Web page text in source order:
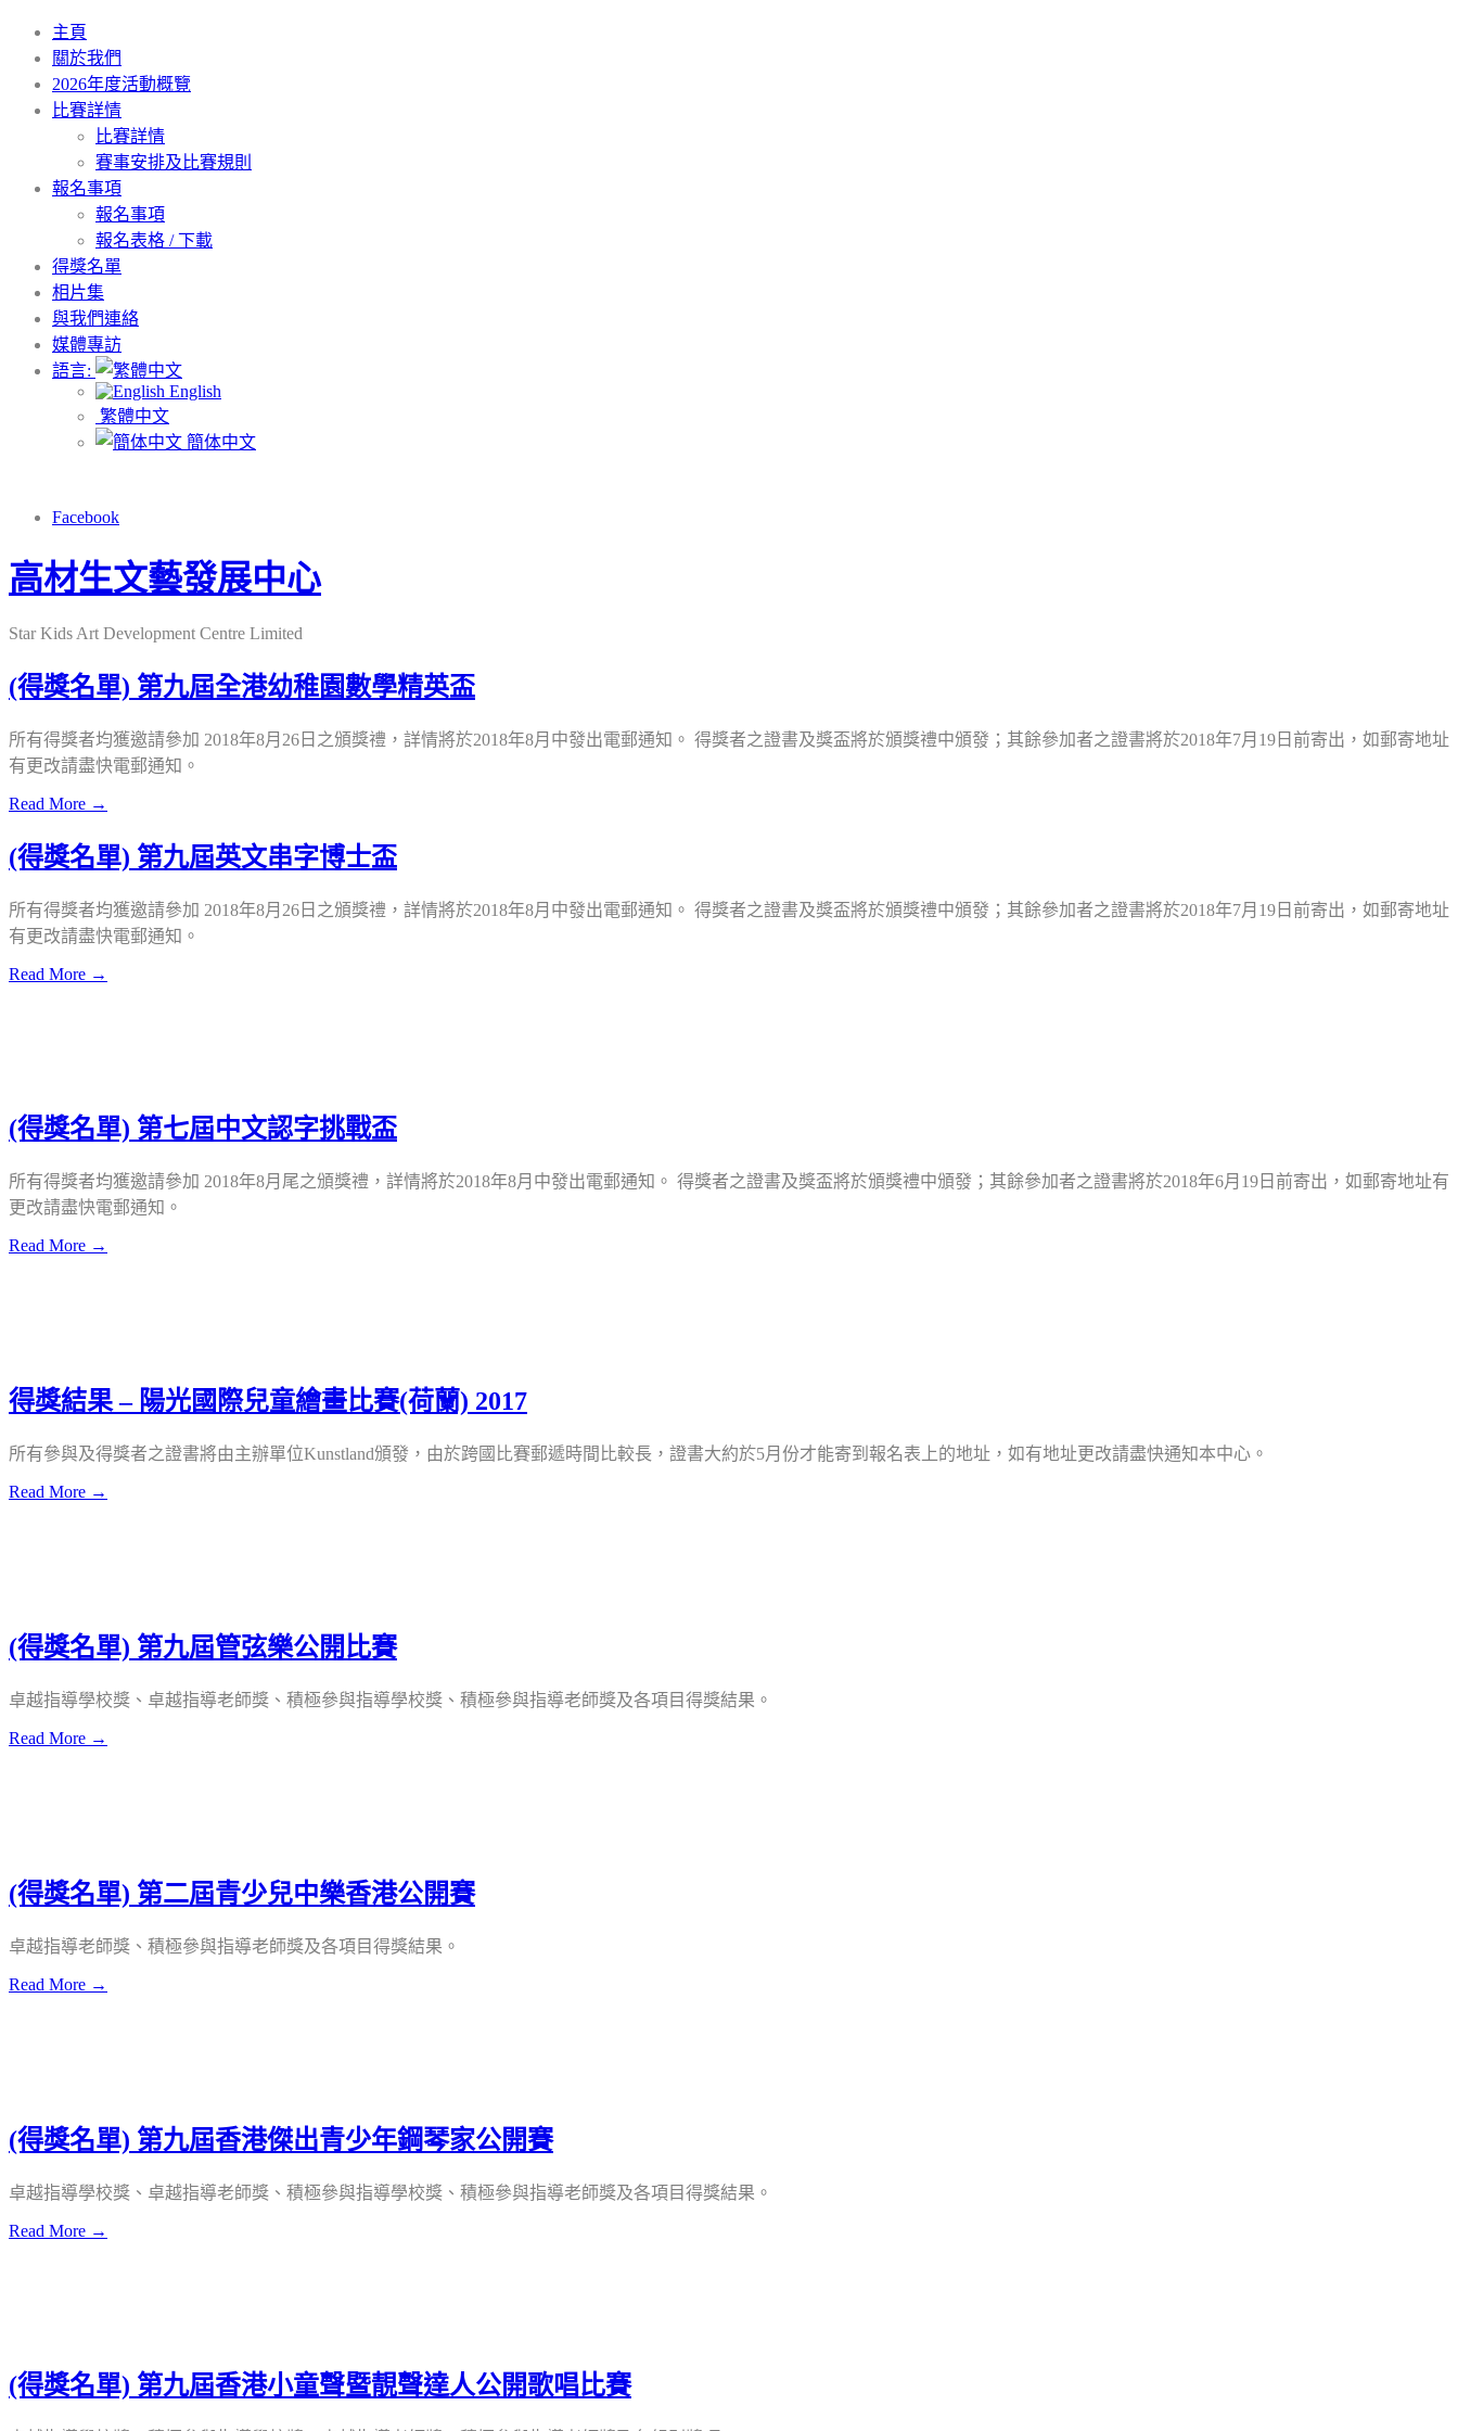
主頁
關於我們
2026年度活動概覽
比賽詳情
比賽詳情
賽事安排及比賽規則
報名事項
報名事項
報名表格 / 下載
得獎名單
相片集
與我們連絡
媒體專訪
語言:
English
繁體中文
簡体中文
Facebook
高材生文藝發展中心
Star Kids Art Development Centre Limited
(得獎名單) 第九屆全港幼稚園數學精英盃
所有得獎者均獲邀請參加 2018年8月26日之頒獎禮，詳情將於2018年8月中發出電郵通知。 得獎者之證書及獎盃將於頒獎禮中頒發；其餘參加者之證書將於2018年7月19日前寄出，如郵寄地址
有更改請盡快電郵通知。
Read More →
(得獎名單) 第九屆英文串字博士盃
所有得獎者均獲邀請參加 2018年8月26日之頒獎禮，詳情將於2018年8月中發出電郵通知。 得獎者之證書及獎盃將於頒獎禮中頒發；其餘參加者之證書將於2018年7月19日前寄出，如郵寄地址
有更改請盡快電郵通知。
Read More →
(得獎名單) 第七屆中文認字挑戰盃
所有得獎者均獲邀請參加 2018年8月尾之頒獎禮，詳情將於2018年8月中發出電郵通知。 得獎者之證書及獎盃將於頒獎禮中頒發；其餘參加者之證書將於2018年6月19日前寄出，如郵寄地址有
更改請盡快電郵通知。
Read More →
得獎結果 – 陽光國際兒童繪畫比賽(荷蘭) 2017
所有參與及得獎者之證書將由主辦單位Kunstland頒發，由於跨國比賽郵遞時間比較長，證書大約於5月份才能寄到報名表上的地址，如有地址更改請盡快通知本中心。
Read More →
(得獎名單) 第九屆管弦樂公開比賽
卓越指導學校獎、卓越指導老師獎、積極參與指導學校獎、積極參與指導老師獎及各項目得獎結果。
Read More →
(得獎名單) 第二屆青少兒中樂香港公開賽
卓越指導老師獎、積極參與指導老師獎及各項目得獎結果。
Read More →
(得獎名單) 第九屆香港傑出青少年鋼琴家公開賽
卓越指導學校獎、卓越指導老師獎、積極參與指導學校獎、積極參與指導老師獎及各項目得獎結果。
Read More →
(得獎名單) 第九屆香港小童聲暨靚聲達人公開歌唱比賽